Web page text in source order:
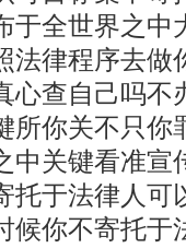
于全世界之中
法律程序去做
心查自己吗不
所你关不只你
中关键看准宣
托于法律人可
候你不寄托于